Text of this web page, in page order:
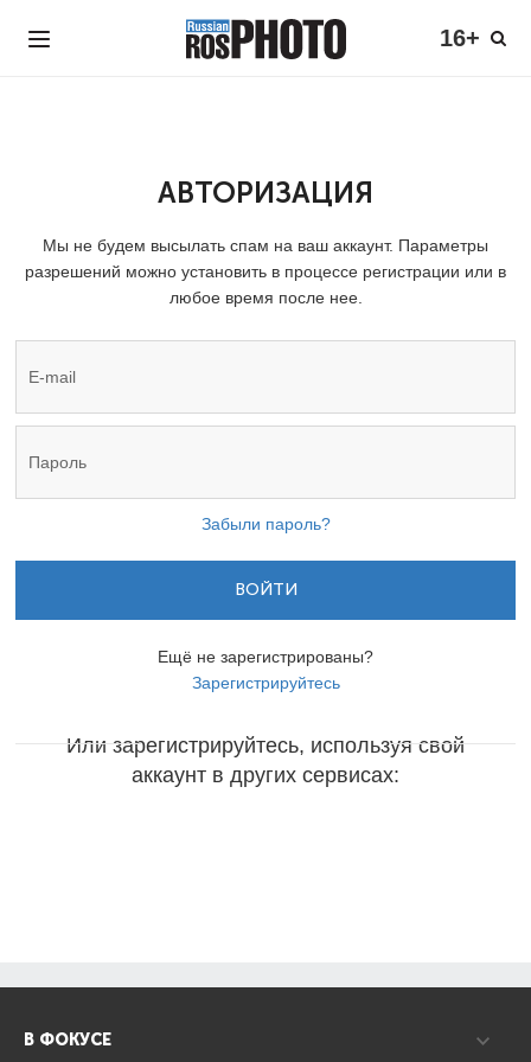
16+
АВТОРИЗАЦИЯ
Мы не будем высылать спам на ваш аккаунт. Параметры
разрешений можно установить в процессе регистрации или в
любое время после нее.
Забыли пароль?
ВОЙТИ
Ещё не зарегистрированы?
Зарегистрируйтесь
Или зарегистрируйтесь, используя свой
аккаунт в других сервисах:
В ФОКУСЕ